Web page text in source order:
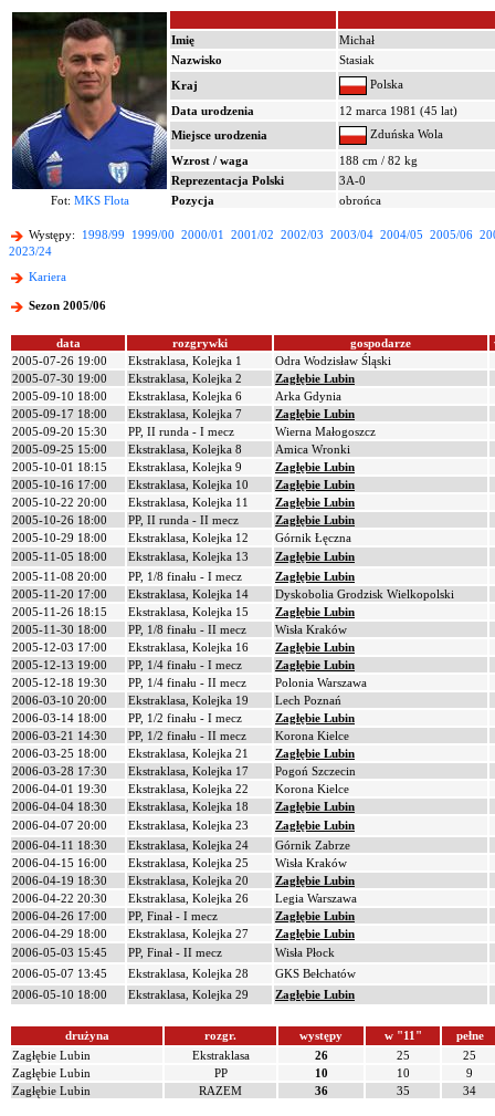
Imię
Michał
Nazwisko
Stasiak
Kraj
Polska
Data urodzenia
12 marca 1981 (45 lat)
Miejsce urodzenia
Zduńska Wola
Wzrost / waga
188 cm / 82 kg
Reprezentacja Polski
3A-0
Fot: MKS Flota Pozycja obrońca
Występy: 1998/99 1999/00 2000/01 2001/02 2002/03 2003/04 2004/05 2005/06
2023/24
Kariera
Sezon 2005/06
data rozgrywki gospodarze
2005-07-26 19:00
Ekstraklasa, Kolejka 1
Odra Wodzisław Śląski
2005-07-30 19:00
Ekstraklasa, Kolejka 2
Zagłębie Lubin
2005-09-10 18:00
Ekstraklasa, Kolejka 6
Arka Gdynia
2005-09-17 18:00
Ekstraklasa, Kolejka 7
Zagłębie Lubin
2005-09-20 15:30
PP, II runda - I mecz
Wierna Małogoszcz
2005-09-25 15:00
Ekstraklasa, Kolejka 8
Amica Wronki
2005-10-01 18:15
Ekstraklasa, Kolejka 9
Zagłębie Lubin
2005-10-16 17:00
Ekstraklasa, Kolejka 10
Zagłębie Lubin
2005-10-22 20:00
Ekstraklasa, Kolejka 11
Zagłębie Lubin
2005-10-26 18:00
PP, II runda - II mecz
Zagłębie Lubin
2005-10-29 18:00
Ekstraklasa, Kolejka 12
Górnik Łęczna
2005-11-05 18:00
Ekstraklasa, Kolejka 13
Zagłębie Lubin
2005-11-08 20:00
PP, 1/8 finału - I mecz
Zagłębie Lubin
2005-11-20 17:00
Ekstraklasa, Kolejka 14
Dyskobolia Grodzisk Wielkopolski
2005-11-26 18:15
Ekstraklasa, Kolejka 15
Zagłębie Lubin
2005-11-30 18:00
PP, 1/8 finału - II mecz
Wisła Kraków
2005-12-03 17:00
Ekstraklasa, Kolejka 16
Zagłębie Lubin
2005-12-13 19:00
PP, 1/4 finału - I mecz
Zagłębie Lubin
2005-12-18 19:30
PP, 1/4 finału - II mecz
Polonia Warszawa
2006-03-10 20:00
Ekstraklasa, Kolejka 19
Lech Poznań
2006-03-14 18:00
PP, 1/2 finału - I mecz
Zagłębie Lubin
2006-03-21 14:30
PP, 1/2 finału - II mecz
Korona Kielce
2006-03-25 18:00
Ekstraklasa, Kolejka 21
Zagłębie Lubin
2006-03-28 17:30
Ekstraklasa, Kolejka 17
Pogoń Szczecin
2006-04-01 19:30
Ekstraklasa, Kolejka 22
Korona Kielce
2006-04-04 18:30
Ekstraklasa, Kolejka 18
Zagłębie Lubin
2006-04-07 20:00
Ekstraklasa, Kolejka 23
Zagłębie Lubin
2006-04-11 18:30
Ekstraklasa, Kolejka 24
Górnik Zabrze
2006-04-15 16:00
Ekstraklasa, Kolejka 25
Wisła Kraków
2006-04-19 18:30
Ekstraklasa, Kolejka 20
Zagłębie Lubin
2006-04-22 20:30
Ekstraklasa, Kolejka 26
Legia Warszawa
2006-04-26 17:00
PP, Finał - I mecz
Zagłębie Lubin
2006-04-29 18:00
Ekstraklasa, Kolejka 27
Zagłębie Lubin
2006-05-03 15:45
PP, Finał - II mecz
Wisła Płock
2006-05-07 13:45
Ekstraklasa, Kolejka 28
GKS Bełchatów
2006-05-10 18:00
Ekstraklasa, Kolejka 29 Zagłębie Lubin
drużyna rozgr. występy w "11"
pełne
Zagłębie Lubin
Ekstraklasa 26 25
25
Zagłębie Lubin
PP 10 10
9
Zagłębie Lubin
RAZEM 36 35 34